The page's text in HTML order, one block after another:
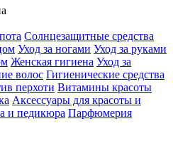
Солнцезащитные средства
Уход за ногами Уход за руками
Женская гигиена Уход за
волос Гигиенические средства
перхоти Витамины красоты
Аксессуары для красоты и
и педикюра Парфюмерия